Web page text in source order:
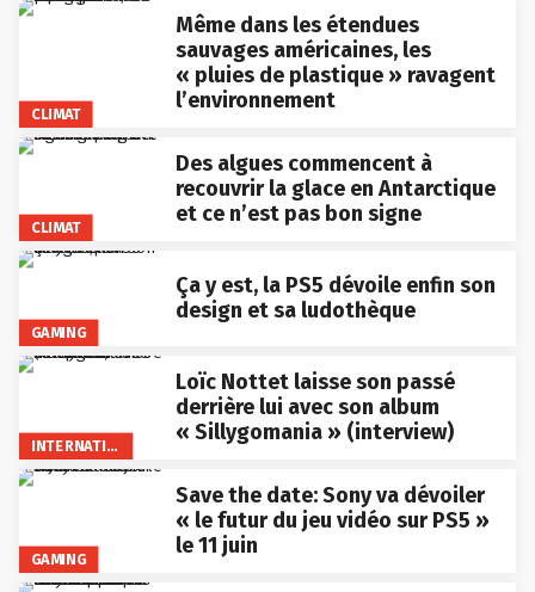
CLIMAT
Même dans les étendues
sauvages américaines, les
« pluies de plastique » ravagent
l’environnement
CLIMAT
Des algues commencent à
recouvrir la glace en Antarctique
et ce n’est pas bon signe
GAMING
Ça y est, la PS5 dévoile enfin son
design et sa ludothèque
INTERNATIONAL
Loïc Nottet laisse son passé
derrière lui avec son album
« Sillygomania » (interview)
GAMING
Save the date: Sony va dévoiler
« le futur du jeu vidéo sur PS5 »
le 11 juin